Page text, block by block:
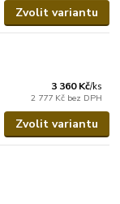
Zvolit variantu
3 360 Kč/ks
2 777 Kč bez DPH
Zvolit variantu